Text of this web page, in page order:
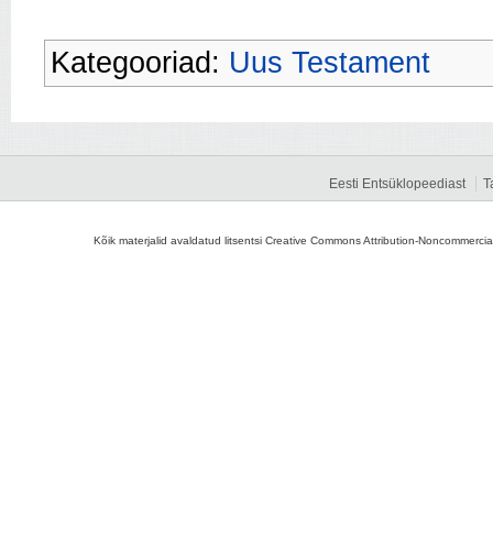
Kategooriad: Uus Testament
Eesti Entsüklopeediast
Kõik materjalid avaldatud litsentsi Creative Commons Attribution-